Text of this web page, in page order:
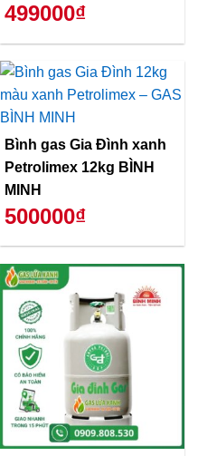
499000₫
Bình gas Gia Đình xanh
Petrolimex 12kg BÌNH
MINH
500000₫